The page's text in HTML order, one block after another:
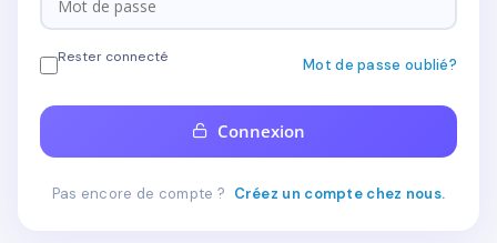
Rester connecté Mot de passe oublié?
Connexion
Pas encore de compte ? Créez un compte chez nous.